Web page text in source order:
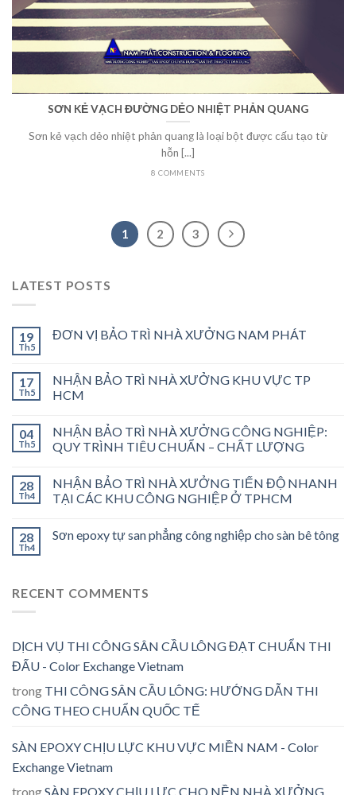
SƠN KẺ VẠCH ĐƯỜNG DẺO NHIỆT PHẢN QUANG
Sơn kẻ vạch dẻo nhiệt phản quang là loại bột được cấu tạo từ
hỗn [...]
8 COMMENTS
1 2 3
LATEST POSTS
19
Th5
ĐƠN VỊ BẢO TRÌ NHÀ XƯỞNG NAM PHÁT
17
Th5
NHẬN BẢO TRÌ NHÀ XƯỞNG KHU VỰC TP
HCM
04
Th5
NHẬN BẢO TRÌ NHÀ XƯỞNG CÔNG NGHIỆP:
QUY TRÌNH TIÊU CHUẨN – CHẤT LƯỢNG
28
Th4
NHẬN BẢO TRÌ NHÀ XƯỞNG TIẾN ĐỘ NHANH
TẠI CÁC KHU CÔNG NGHIỆP Ở TPHCM
28
Th4
Sơn epoxy tự san phẳng công nghiệp cho sàn bê tông
RECENT COMMENTS
DỊCH VỤ THI CÔNG SÂN CẦU LÔNG ĐẠT CHUẨN THI
ĐẤU - Color Exchange Vietnam
trong THI CÔNG SÂN CẦU LÔNG: HƯỚNG DẪN THI
CÔNG THEO CHUẨN QUỐC TẾ
SÀN EPOXY CHỊU LỰC KHU VỰC MIỀN NAM - Color
Exchange Vietnam
trongSÀN EPOXY CHỊU LỰC CHO NỀN NHÀ XƯỞNG